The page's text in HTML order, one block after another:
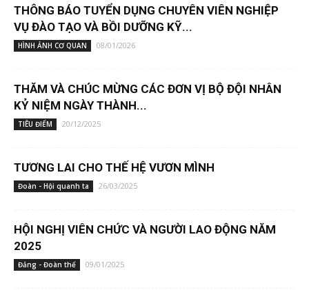
THÔNG BÁO TUYỂN DỤNG CHUYÊN VIÊN NGHIỆP
VỤ ĐÀO TẠO VÀ BỒI DƯỠNG KỸ...
HÌNH ẢNH CƠ QUAN 08/01/2026
THĂM VÀ CHÚC MỪNG CÁC ĐƠN VỊ BỘ ĐỘI NHÂN
KỶ NIỆM NGÀY THÀNH...
TIÊU ĐIỂM 20/12/2025
TƯƠNG LAI CHO THẾ HỆ VƯƠN MÌNH
Đoàn - Hội quanh ta 26/03/2025
HỘI NGHỊ VIÊN CHỨC VÀ NGƯỜI LAO ĐỘNG NĂM
2025
Đảng - Đoàn thể 09/01/2025